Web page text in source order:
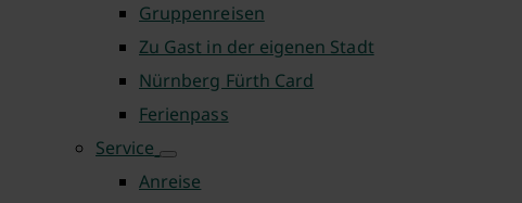
Gruppenreisen
Zu Gast in der eigenen Stadt
Nürnberg Fürth Card
Ferienpass
Service
Anreise